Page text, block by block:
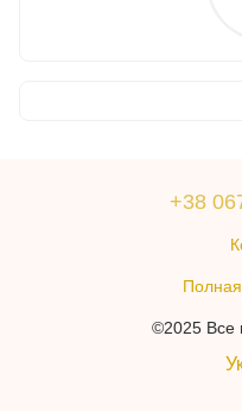
+38
©2025 Все